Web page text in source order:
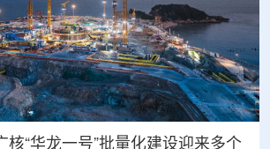
核“华龙一号”批量化建设迎来多个